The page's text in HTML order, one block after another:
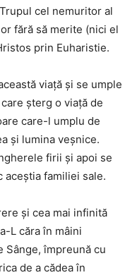
cel nemuritor al
fără să merite (nici el
prin Euharistie.
viaţă şi se umple
şterg o viaţă de
care-l umplu de
şi lumina veşnice.
firii şi apoi se
aceştia familiei sale.
şi cea mai infinită
L căra în mâini
Sânge, împreună cu
de a cădea în